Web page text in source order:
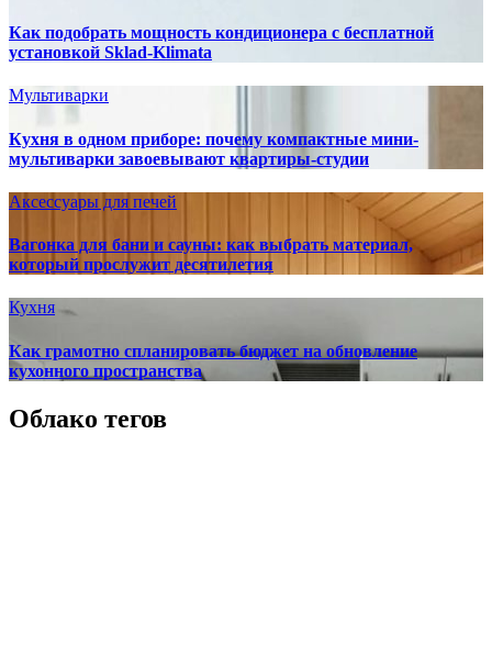
Как подобрать мощность кондиционера с бесплатной
установкой Sklad-Klimata
Мультиварки
Кухня в одном приборе: почему компактные мини-
мультиварки завоевывают квартиры-студии
Аксессуары для печей
Вагонка для бани и сауны: как выбрать материал,
который прослужит десятилетия
Кухня
Как грамотно спланировать бюджет на обновление
кухонного пространства
Облако тегов